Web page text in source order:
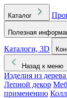
Каталог
Полезная
Каталоги, 3D
Назад к меню
Изделия из
Лепной декор
применению